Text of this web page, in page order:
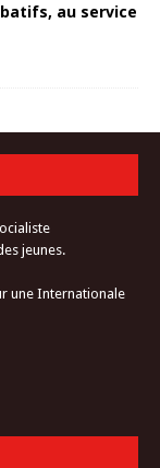
au service
jeunes.
une Internationale